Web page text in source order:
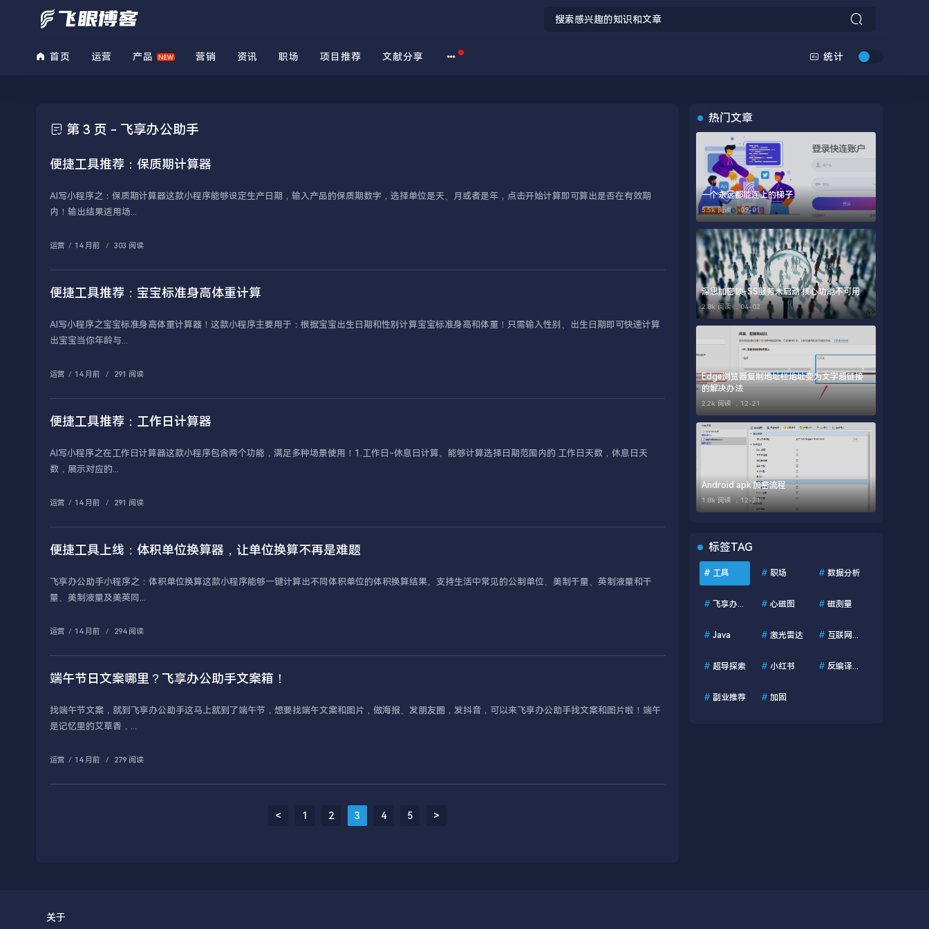
首页 运营 产品 营销 资讯 职场 项目推荐 文献分享 统计
第 3 页 - 飞享办公助手
便捷工具推荐：保质期计算器
AI写小程序之：保质期计算器这款小程序能够设定生产日期，输入产品的保质期数字，选择单位是天、月或者是年，点击开始计算即可算出是否在有效期
内！输出结果适用场...
运营 / 14 月前 / 303 阅读
便捷工具推荐：宝宝标准身高体重计算
AI写小程序之宝宝标准身高体重计算器！这款小程序主要用于：根据宝宝出生日期和性别计算宝宝标准身高和体重！只需输入性别、出生日期即可快速计算
出宝宝当你年龄与...
运营 / 14 月前 / 291 阅读
便捷工具推荐：工作日计算器
AI写小程序之在工作日计算器这款小程序包含两个功能，满足多种场景使用！1.工作日-休息日计算。能够计算选择日期范围内的 工作日天数，休息日天
数，展示对应的...
运营 / 14 月前 / 291 阅读
便捷工具上线：体积单位换算器，让单位换算不再是难题
飞享办公助手小程序之：体积单位换算这款小程序能够一键计算出不同体积单位的体积换算结果。支持生活中常见的公制单位、美制干量、英制液量和干
量、美制液量及美英同...
运营 / 14 月前 / 294 阅读
端午节日文案哪里？飞享办公助手文案箱！
找端午节文案，就到飞享办公助手这马上就到了端午节，想要找端午文案和图片，做海报、发朋友圈，发抖音，可以来飞享办公助手找文案和图片啦！端午
是记忆里的艾草香，...
运营 / 14 月前 / 279 阅读
< 1 2 3 4 5 >
热门文章
一个永远都能连上的梯子
5.5k 阅读 ，09-01
深思加密锁-SS服务未启动 核心功能不可用
2.8k 阅读 ，04-02
Edge浏览器复制地址栏地址变为文字超链接
的解决办法
2.2k 阅读 ， 12-21
Android apk 加密流程
1.8k 阅读 ， 12-21
标签TAG
# 工具 # 职场 # 数据分析
# 飞享办公助手 # 心磁图 # 磁测量
# Java # 激光雷达 # 互联网资讯
# 超导探索 # 小红书 # 反编译工具
# 副业推荐 # 加固
关于